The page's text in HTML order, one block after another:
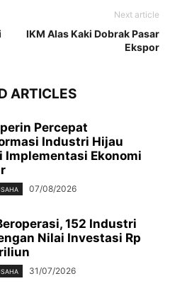
Next article
IKM Alas Kaki Dobrak Pasar
Ekspor
ARTICLES
Percepat
Industri Hijau
Implementasi Ekonomi
07/08/2026
152 Industri
Nilai Investasi Rp
31/07/2026